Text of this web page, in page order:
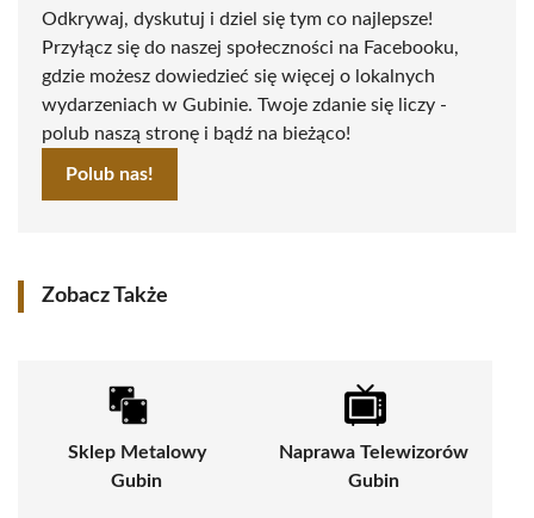
Odkrywaj, dyskutuj i dziel się tym co najlepsze!
Przyłącz się do naszej społeczności na Facebooku,
gdzie możesz dowiedzieć się więcej o lokalnych
wydarzeniach w Gubinie. Twoje zdanie się liczy -
polub naszą stronę i bądź na bieżąco!
Polub nas!
Zobacz Także
Sklep Metalowy
Gubin
Naprawa Telewizorów
Gubin